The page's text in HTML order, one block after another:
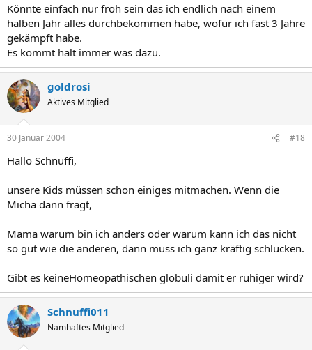
Könnte einfach nur froh sein das ich endlich nach einem
halben Jahr alles durchbekommen habe, wofür ich fast 3 Jahre
gekämpft habe.
Es kommt halt immer was dazu.
goldrosi
Aktives Mitglied
30 Januar 2004 #18
Hallo Schnuffi,
unsere Kids müssen schon einiges mitmachen. Wenn die
Micha dann fragt,
Mama warum bin ich anders oder warum kann ich das nicht
so gut wie die anderen, dann muss ich ganz kräftig schlucken.
Gibt es keineHomeopathischen globuli damit er ruhiger wird?
Schnuffi011
Namhaftes Mitglied